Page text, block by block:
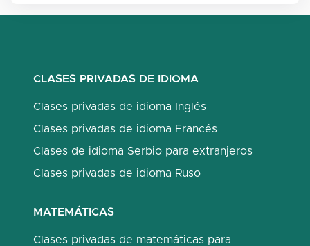
CLASES PRIVADAS DE IDIOMA
Clases privadas de idioma Inglés
Clases privadas de idioma Francés
Clases de idioma Serbio para extranjeros
Clases privadas de idioma Ruso
MATEMÁTICAS
Clases privadas de matemáticas para